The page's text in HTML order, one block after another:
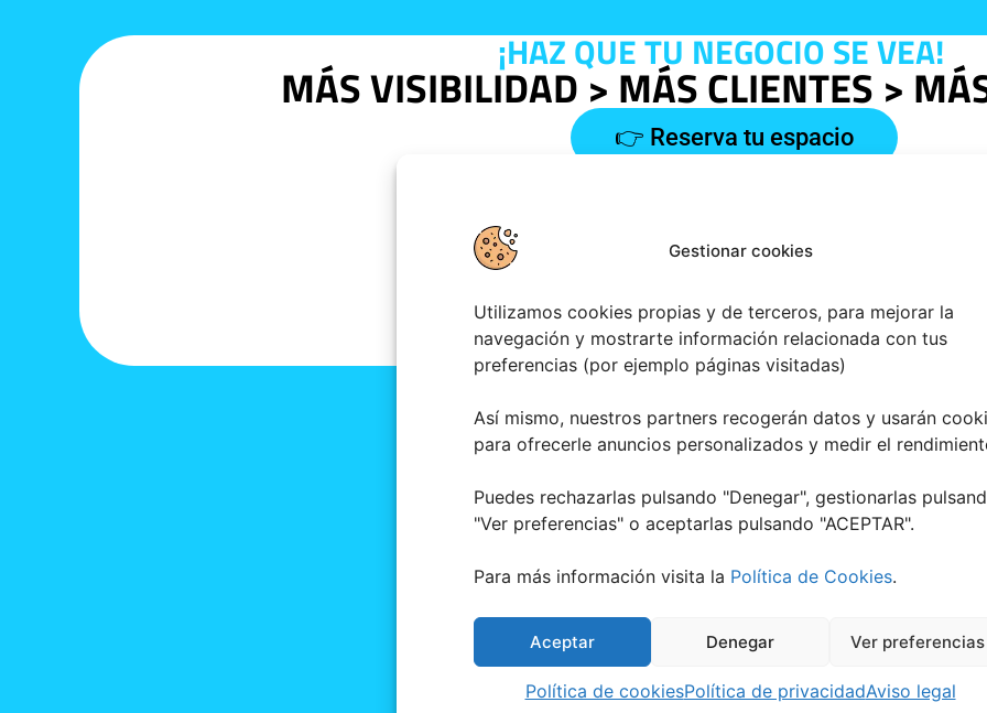
Gestionar cookies
Utilizamos cookies propias y de terceros, para mejorar la
navegación y mostrarte información relacionada con tus
preferencias (por ejemplo páginas visitadas)
Así mismo, nuestros partners recogerán datos y usarán
para ofrecerle anuncios personalizados y medir el
Puedes rechazarlas pulsando "Denegar", gestionarlas
"Ver preferencias" o aceptarlas pulsando "ACEPTAR".
Para más información visita la Política de Cookies.
Aceptar Denegar Ver preferencias
Política de cookiesPolítica de privacidadAviso legal
¡HAZ QUE TU NEGOCIO SE VEA!
MÁS VISIBILIDAD > MÁS CLIENTES >
👉 Reserva tu espacio